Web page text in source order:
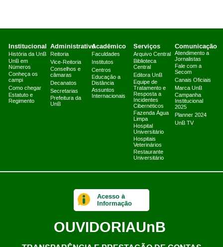
Institucional
História da UnB
UnB em
Números
Conheça os
campi
Como chegar
Estatuto e
Regimento
Administrativo
Reitoria
Vice-Reitoria
Conselhos e
câmaras
Decanatos
Secretarias
Prefeitura da
UnB
Acadêmico
Faculdades
Institutos
Centros
Educação a
Distância
Assuntos
Internacionais
Serviços
Arquivo Central
Biblioteca
Central
Editora UnB
Equipe de
Tratamento e
Resposta a
Incidentes
Cibernéticos
Fazenda Água
Limpa
Hospital
Universitário
Hospitais
Veterinários
Restaurante
Universitário
Comunicação
Atendimento a
Jornalistas
Fale com a
Secom
Canais Oficiais
Marca UnB
Campanha
Institucional
2025
Planner 2024
UnB TV
Acesso à
Informação
OUVIDORIAUnB